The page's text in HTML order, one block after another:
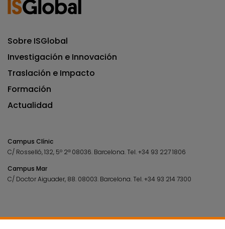
Sobre ISGlobal
Investigación e Innovación
Traslación e Impacto
Formación
Actualidad
Campus Clínic
C/ Rosselló, 132, 5º 2ª 08036. Barcelona.Tel.+34 93 227 1806
Campus Mar
C/ Doctor Aiguader, 88. 08003. Barcelona.Tel.+34 93 214 7300